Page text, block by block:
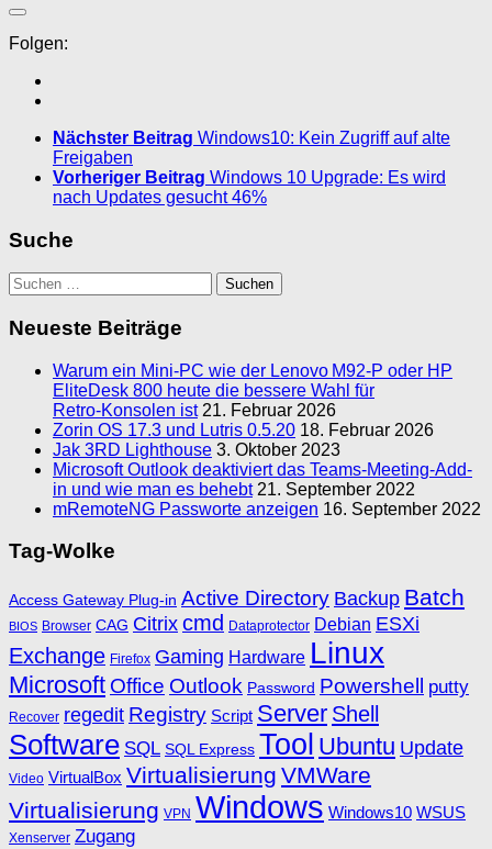
Folgen:
Nächster Beitrag Windows10: Kein Zugriff auf alte
Freigaben
Vorheriger Beitrag Windows 10 Upgrade: Es wird
nach Updates gesucht 46%
Suche
Suchen
nach:
Neueste Beiträge
Warum ein Mini‑PC wie der Lenovo M92‑P oder HP
EliteDesk 800 heute die bessere Wahl für
Retro‑Konsolen ist 21. Februar 2026
Zorin OS 17.3 und Lutris 0.5.20 18. Februar 2026
Jak 3RD Lighthouse 3. Oktober 2023
Microsoft Outlook deaktiviert das Teams-Meeting-Add-
in und wie man es behebt 21. September 2022
mRemoteNG Passworte anzeigen 16. September 2022
Tag-Wolke
Access Gateway Plug-in Active Directory Backup Batch
BIOS Browser CAG Citrix cmd Dataprotector Debian ESXi
Exchange Firefox Gaming Hardware Linux
Microsoft Office Outlook Password Powershell putty
Recover regedit Registry Script Server Shell
Software SQL SQL Express Tool Ubuntu Update
Video VirtualBox Virtualisierung VMWare
Virtualisierung VPN Windows Windows10 WSUS
Xenserver Zugang